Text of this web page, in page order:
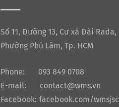
Số 11, Đường 13, Cư xá Đài Rada,
Phường Phú Lâm, Tp. HCM
Phone:
093 849 0708
E-mail:
contact@wms.vn
Facebook: facebook.com/wmsjsc